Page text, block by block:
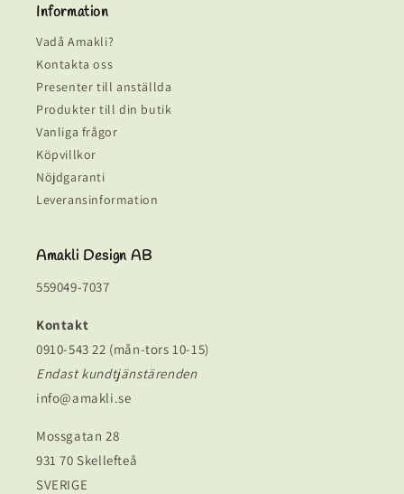
Information
Vadå Amakli?
Kontakta oss
Presenter till anställda
Produkter till din butik
Vanliga frågor
Köpvillkor
Nöjdgaranti
Leveransinformation
Amakli Design AB
559049-7037
Kontakt
0910-543 22 (mån-tors 10-15)
Endast kundtjänstärenden
info@amakli.se
Mossgatan 28
931 70 Skellefteå
SVERIGE